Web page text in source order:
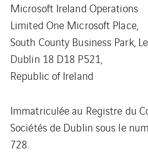
Microsoft Ireland Operations
Limited One Microsoft Place,
South County Business Park,
Dublin 18 D18 P521,
Republic of Ireland
Immatriculée au Registre du
Sociétés de Dublin sous le
728.